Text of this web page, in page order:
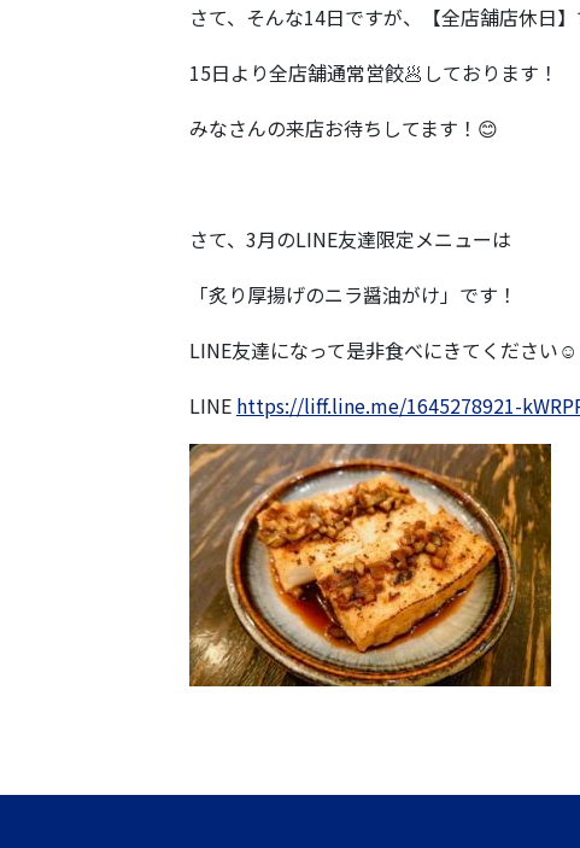
さて、そんな14日ですが、【全店舗店休日】
15日より全店舗通常営餃🥟しております！
みなさんの来店お待ちしてます！😊
さて、3月のLINE友達限定メニューは
「炙り厚揚げのニラ醤油がけ」です！
LINE友達になって是非食べにきてください☺️
LINE https://liff.line.me/1645278921-